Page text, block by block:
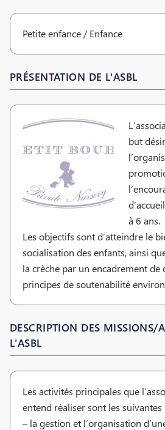
Petite enfance / Enfance
PRÉSENTATION DE L'ASBL
but
à 6 ans.
Les objectifs sont d’atteindre le
socialisation des enfants, ainsi
la crèche par un encadrement de
principes de soutenabilité
DESCRIPTION DES MISSIONS/
L'ASBL
Les activités principales que
entend réaliser sont les suivantes
– la gestion et l’organisation